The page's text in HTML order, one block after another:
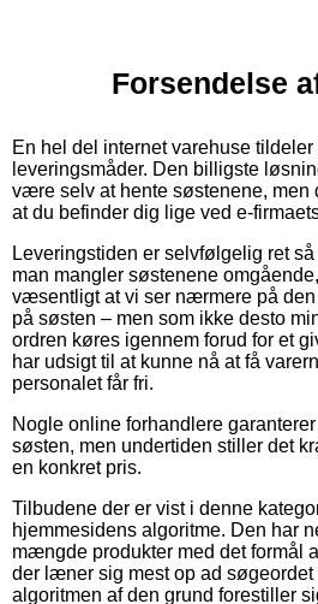
Forsendelse
En hel del internet varehuse
leveringsmåder. Den billigste
være selv at hente søstenene, men
at du befinder dig lige ved e-
Leveringstiden er selvfølgelig ret
man mangler søstenene
væsentligt at vi ser nærmere på
på søsten – men som ikke desto
ordren køres igennem forud for et
har udsigt til at kunne nå at få
personalet får fri.
Nogle online forhandlere
søsten, men undertiden stiller det
en konkret pris.
Tilbudene der er vist i denne
hjemmesidens algoritme. Den har
mængde produkter med det formål
der læner sig mest op ad søgeordet
algoritmen af den grund forestiller